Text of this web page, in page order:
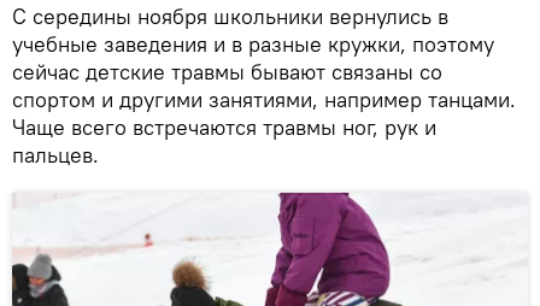
С середины ноября школьники вернулись в
учебные заведения и в разные кружки, поэтому
сейчас детские травмы бывают связаны со
спортом и другими занятиями, например танцами.
Чаще всего встречаются травмы ног, рук и
пальцев.